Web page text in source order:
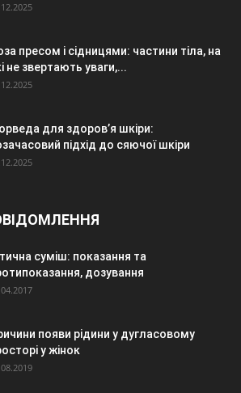
пресом і сідницями: частини тіла, на
не звертають уваги,...
для здоров’я шкіри:
підхід до сяючої шкіри
суміш: показання та
дозування
появи рідини у дугласовому
у жінок